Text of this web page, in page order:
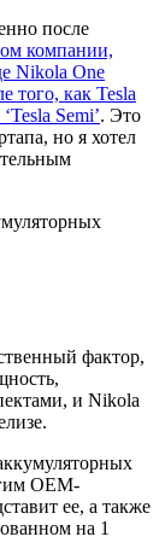
после
компании,
Nikola One
того, как Tesla
Semi’. Это
но я хотел
фактор,
и Nikola
OEM-
ее, а также
на 1